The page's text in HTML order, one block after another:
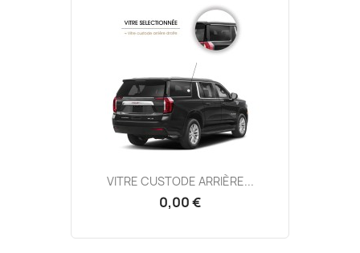
VITRE CUSTODE ARRIÈRE...
0,00 €